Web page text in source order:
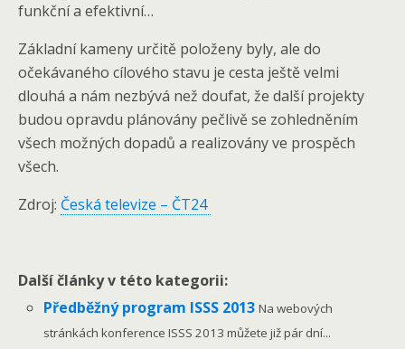
funkční a efektivní…
Základní kameny určitě položeny byly, ale do
očekávaného cílového stavu je cesta ještě velmi
dlouhá a nám nezbývá než doufat, že další projekty
budou opravdu plánovány pečlivě se zohledněním
všech možných dopadů a realizovány ve prospěch
všech.
Zdroj: Česká televize – ČT24
Další články v této kategorii:
Předběžný program ISSS 2013Na webových
stránkách konference ISSS 2013 můžete již pár dní...